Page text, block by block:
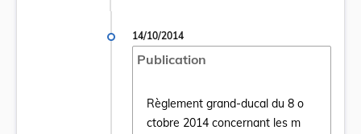
14/10/2014
Publication
Règlement grand-ducal du 8 o
ctobre 2014 concernant les m